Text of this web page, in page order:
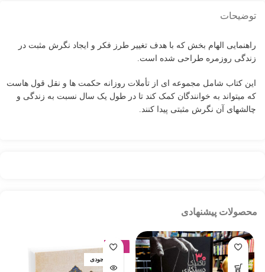
توضیحات
راهنمایی الهام بخش که با هدف تغییر طرز فکر و ایجاد نگرش مثبت در
زندگی روزمره طراحی شده است.
این کتاب شامل مجموعه ای از تأملات روزانه حکمت ها و نقل قول هاست
که میتواند به خوانندگان کمک کند تا در طول یک سال نسبت به زندگی و
چالشهای آن نگرش مثبتی پیدا کنند.
محصولات پیشنهادی
-17%
اتمام موجودی